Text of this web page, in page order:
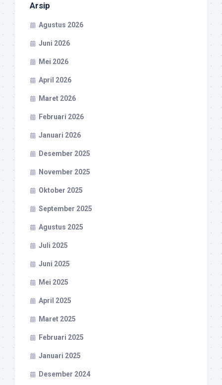
Arsip
Agustus 2026
Juni 2026
Mei 2026
April 2026
Maret 2026
Februari 2026
Januari 2026
Desember 2025
November 2025
Oktober 2025
September 2025
Agustus 2025
Juli 2025
Juni 2025
Mei 2025
April 2025
Maret 2025
Februari 2025
Januari 2025
Desember 2024